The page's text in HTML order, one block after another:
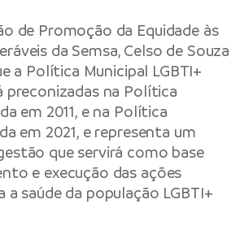
de Promoção da Equidade às
da Semsa, Celso de Souza
a Política Municipal LGBTI+
preconizadas na Política
em 2011, e na Política
em 2021, e representa um
que servirá como base
e execução das ações
a saúde da população LGBTI+